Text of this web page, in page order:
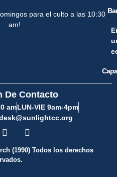
para el culto a las 10:30
am!
De Contacto
amLUN-VIE 9am-4pm
(1990) Todos los derechos